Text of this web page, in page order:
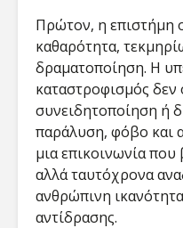
Πρώτον, η επιστήμη
καθαρότητα,
δραματοποίηση. Η
καταστροφισμός
συνειδητοποίηση ή
παράλυση, φόβο και
μια επικοινωνία που
αλλά ταυτόχρονα
ανθρώπινη
αντίδρασης.